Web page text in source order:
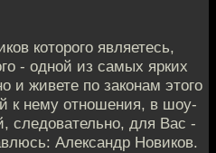
которого являетесь,
- одной из самых ярких
и живете по законам этого
нему отношения, в шоу-
следовательно, для Вас -
Александр Новиков.